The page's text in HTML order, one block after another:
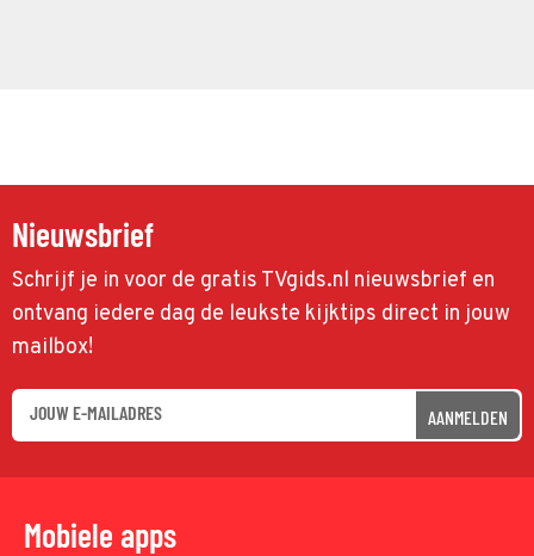
Nieuwsbrief
Schrijf je in voor de gratis TVgids.nl nieuwsbrief en
ontvang iedere dag de leukste kijktips direct in jouw
mailbox!
AANMELDEN
Mobiele apps